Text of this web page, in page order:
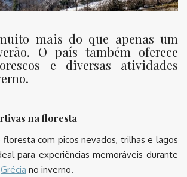
mais do que apenas um
O país também oferece
e diversas atividades
na floresta
floresta com picos nevados, trilhas e lagos
para experiências memoráveis durante
Grécia no inverno.